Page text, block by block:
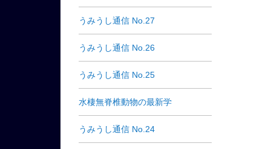
うみうし通信 No.27
うみうし通信 No.26
うみうし通信 No.25
水棲無脊椎動物の最新学
うみうし通信 No.24